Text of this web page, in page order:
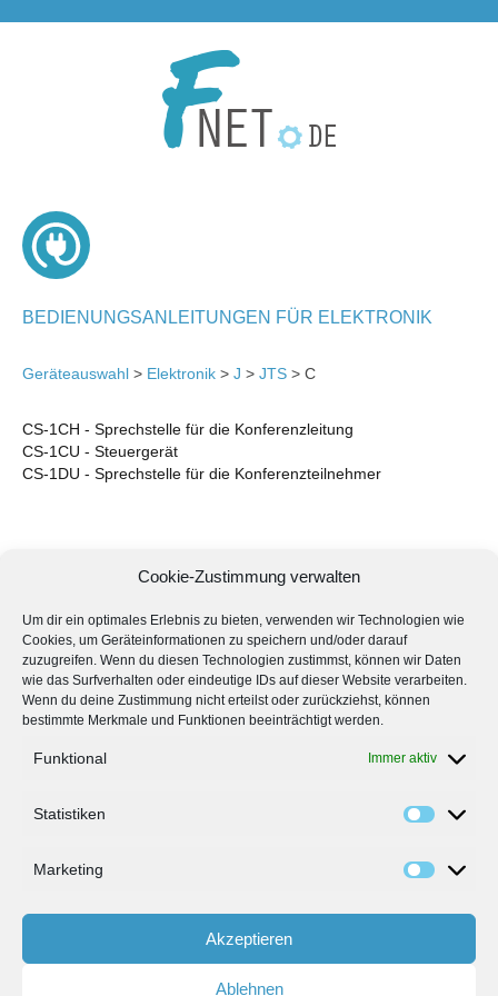
Cookie-Zustimmung verwalten
Um dir ein optimales Erlebnis zu bieten, verwenden wir Technologien wie
Cookies, um Geräteinformationen zu speichern und/oder darauf
zuzugreifen. Wenn du diesen Technologien zustimmst, können wir Daten
wie das Surfverhalten oder eindeutige IDs auf dieser Website verarbeiten.
Wenn du deine Zustimmung nicht erteilst oder zurückziehst, können
bestimmte Merkmale und Funktionen beeinträchtigt werden.
Funktional Immer aktiv
Statistiken
Marketing
Akzeptieren
Ablehnen
BEDIENUNGSANLEITUNGEN FÜR ELEKTRONIK
Geräteauswahl > Elektronik > J > JTS > C
CS-1CH - Sprechstelle für die Konferenzleitung
CS-1CU - Steuergerät
CS-1DU - Sprechstelle für die Konferenzteilnehmer